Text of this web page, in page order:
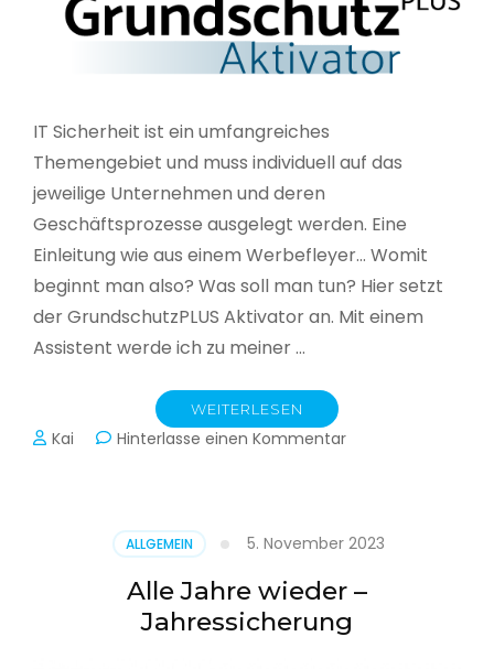
IT Sicherheit ist ein umfangreiches
Themengebiet und muss individuell auf das
jeweilige Unternehmen und deren
Geschäftsprozesse ausgelegt werden. Eine
Einleitung wie aus einem Werbefleyer… Womit
beginnt man also? Was soll man tun? Hier setzt
der GrundschutzPLUS Aktivator an. Mit einem
Assistent werde ich zu meiner …
WEITERLESEN
Kai Hinterlasse einen Kommentarzu
ALLGEMEIN 5. November 2023
Alle Jahre wieder –
Jahressicherung